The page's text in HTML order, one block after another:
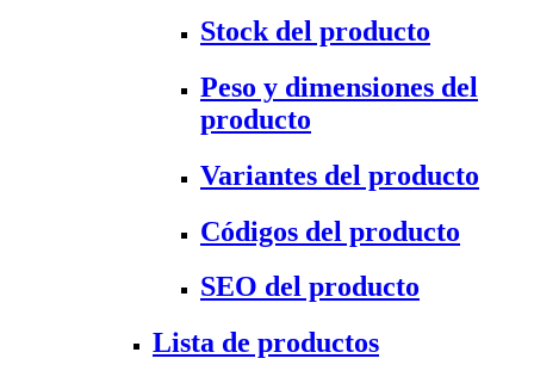
Stock del producto
Peso y dimensiones del
producto
Variantes del producto
Códigos del producto
SEO del producto
Lista de productos